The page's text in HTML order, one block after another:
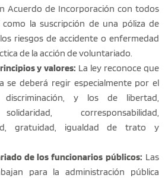
Acuerdo de Incorporación con todos
la suscripción de una póliza de
riesgos de accidente o enfermedad
de la acción de voluntariado.
y valores: La ley reconoce que
se deberá regir especialmente por el
y los de libertad,
corresponsabilidad,
gratuidad, igualdad de trato y
de los funcionarios públicos: Las
para la administración pública